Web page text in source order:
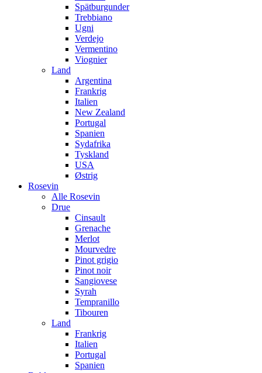
Spätburgunder
Trebbiano
Ugni
Verdejo
Vermentino
Viognier
Land
Argentina
Frankrig
Italien
New Zealand
Portugal
Spanien
Sydafrika
Tyskland
USA
Østrig
Rosevin
Alle Rosevin
Drue
Cinsault
Grenache
Merlot
Mourvedre
Pinot grigio
Pinot noir
Sangiovese
Syrah
Tempranillo
Tibouren
Land
Frankrig
Italien
Portugal
Spanien